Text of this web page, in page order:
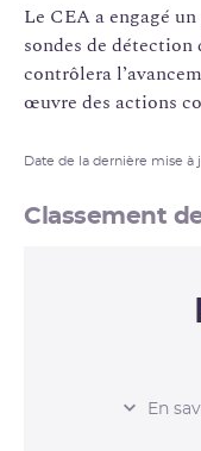
Le CEA a engagé
sondes de détection
contrôlera
œuvre des actions
Date de la dernière mise à
Classement
L’ÉCHELLE
En